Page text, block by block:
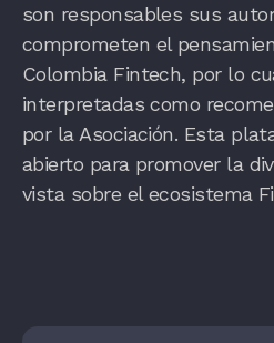
son responsables sus
comprometen el
Colombia Fintech, por lo
interpretadas como
por la Asociación. Esta
abierto para promover la
vista sobre el ecosistema